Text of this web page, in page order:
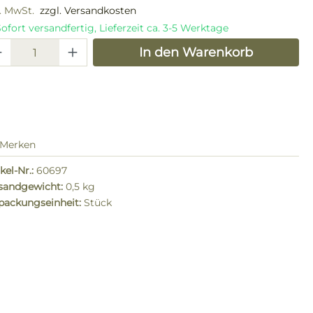
MwSt. zzgl. Versandkosten
versandfertig, Lieferzeit ca. 3-5 Werktage
Anzahl: Gib denIn den Warenkorb
Merken
Nr.: 60697
0,5 kg
Stück